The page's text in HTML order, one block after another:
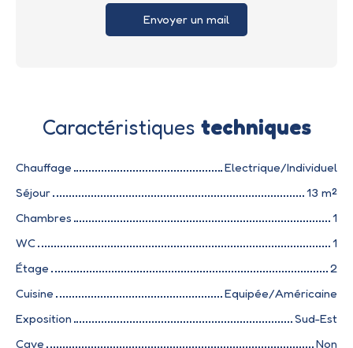
Envoyer un mail
Caractéristiques techniques
Chauffage
Electrique/Individuel
Séjour
13 m²
Chambres
1
WC
1
Étage
2
Cuisine
Equipée/Américaine
Exposition
Sud-Est
Cave
Non